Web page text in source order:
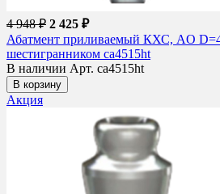
4 948 ₽ 2 425 ₽
Абатмент приливаемый КХС, AO
шестигранником ca4515ht
В наличии Арт. ca4515ht
В корзину
Акция